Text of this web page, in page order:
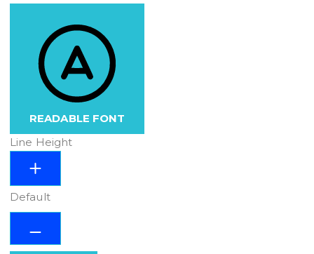
READABLE FONT
Line Height
Default